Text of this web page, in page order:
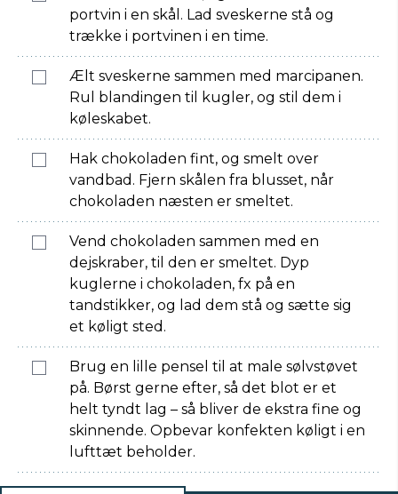
portvin i en skål. Lad sveskerne stå og
trække i portvinen i en time.
Ælt sveskerne sammen med marcipanen.
Rul blandingen til kugler, og stil dem i
køleskabet.
Hak chokoladen fint, og smelt over
vandbad. Fjern skålen fra blusset, når
chokoladen næsten er smeltet.
Vend chokoladen sammen med en
dejskraber, til den er smeltet. Dyp
kuglerne i chokoladen, fx på en
tandstikker, og lad dem stå og sætte sig
et køligt sted.
Brug en lille pensel til at male sølvstøvet
på. Børst gerne efter, så det blot er et
helt tyndt lag – så bliver de ekstra fine og
skinnende. Opbevar konfekten køligt i en
lufttæt beholder.